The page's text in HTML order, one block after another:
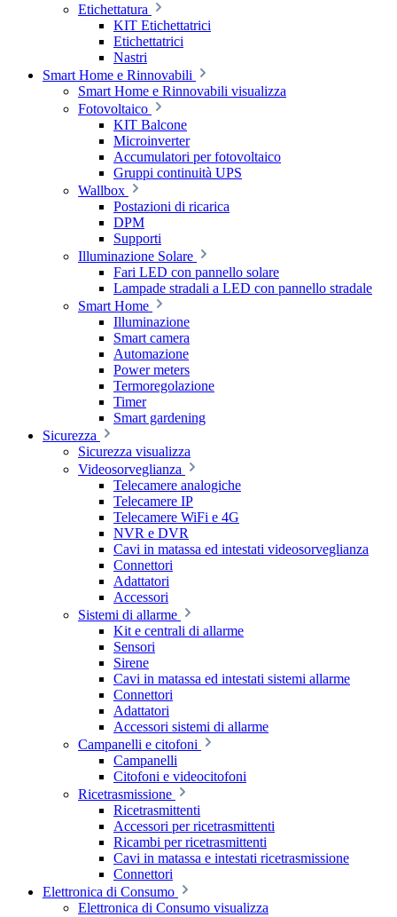
Etichettatura
KIT Etichettatrici
Etichettatrici
Nastri
Smart Home e Rinnovabili
Smart Home e Rinnovabili visualizza
Fotovoltaico
KIT Balcone
Microinverter
Accumulatori per fotovoltaico
Gruppi continuità UPS
Wallbox
Postazioni di ricarica
DPM
Supporti
Illuminazione Solare
Fari LED con pannello solare
Lampade stradali a LED con pannello stradale
Smart Home
Illuminazione
Smart camera
Automazione
Power meters
Termoregolazione
Timer
Smart gardening
Sicurezza
Sicurezza visualizza
Videosorveglianza
Telecamere analogiche
Telecamere IP
Telecamere WiFi e 4G
NVR e DVR
Cavi in matassa ed intestati videosorveglianza
Connettori
Adattatori
Accessori
Sistemi di allarme
Kit e centrali di allarme
Sensori
Sirene
Cavi in matassa ed intestati sistemi allarme
Connettori
Adattatori
Accessori sistemi di allarme
Campanelli e citofoni
Campanelli
Citofoni e videocitofoni
Ricetrasmissione
Ricetrasmittenti
Accessori per ricetrasmittenti
Ricambi per ricetrasmittenti
Cavi in matassa e intestati ricetrasmissione
Connettori
Elettronica di Consumo
Elettronica di Consumo visualizza